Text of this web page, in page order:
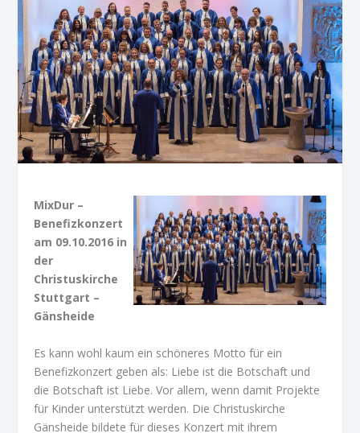
MixDur –
Benefizkonzert
am 09.10.2016 in
der
Christuskirche
Stuttgart –
Gänsheide
Es kann wohl kaum ein schöneres Motto für ein
Benefizkonzert geben als: Liebe ist die Botschaft und
die Botschaft ist Liebe. Vor allem, wenn damit Projekte
für Kinder unterstützt werden. Die Christuskirche
Gänsheide bildete für dieses Konzert mit ihrem